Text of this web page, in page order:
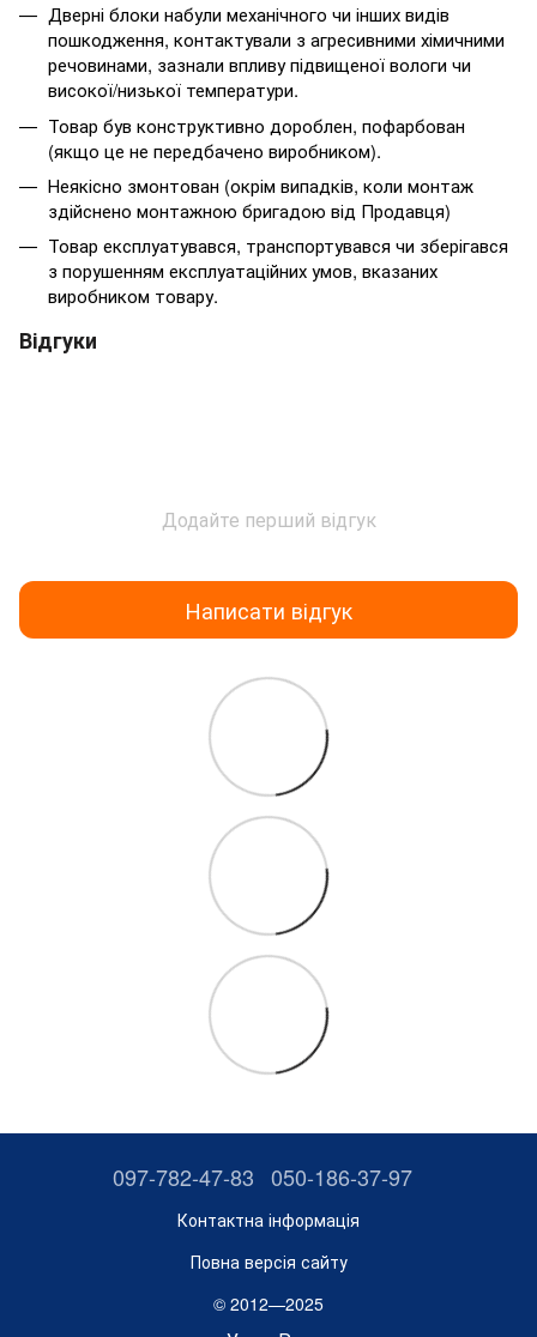
Дверні блоки набули механічного чи інших видів
пошкодження, контактували з агресивними хімичними
речовинами, зазнали впливу підвищеної вологи чи
високої/низької температури.
Товар був конструктивно дороблен, пофарбован
(якщо це не передбачено виробником).
Неякісно змонтован (окрім випадків, коли монтаж
здійснено монтажною бригадою від Продавця)
Товар експлуатувався, транспортувався чи зберігався
з порушенням експлуатаційних умов, вказаних
виробником товару.
Відгуки
Додайте перший відгук
Написати відгук
097-782-47-83 050-186-37-97
Контактна інформація
Повна версія сайту
© 2012—2025